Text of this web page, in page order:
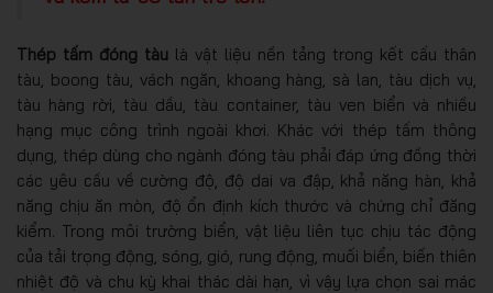
Thép tấm đóng tàu là vật liệu nền tảng trong kết cấu thân
tàu, boong tàu, vách ngăn, khoang hàng, sà lan, tàu dịch vụ,
tàu hàng rời, tàu dầu, tàu container, tàu ven biển và nhiều
hạng mục công trình ngoài khơi. Khác với thép tấm thông
dụng, thép dùng cho ngành đóng tàu phải đáp ứng đồng thời
các yêu cầu về cường độ, độ dai va đập, khả năng hàn, khả
năng chịu ăn mòn, độ ổn định kích thước và chứng chỉ đăng
kiểm. Trong môi trường biển, vật liệu liên tục chịu tác động
của tải trọng động, sóng, gió, rung động, muối biển, biến thiên
nhiệt độ và chu kỳ khai thác dài hạn, vì vậy lựa chọn sai mác